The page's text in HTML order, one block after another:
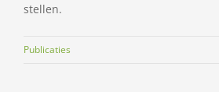
stellen.
Publicaties